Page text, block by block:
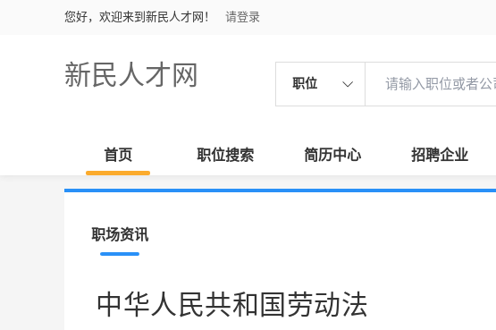
您好，欢迎来到新民人才网！ 请登录
新民人才网 职位
首页 职位搜索 简历中心 招聘企业
职场资讯
中华人民共和国劳动法